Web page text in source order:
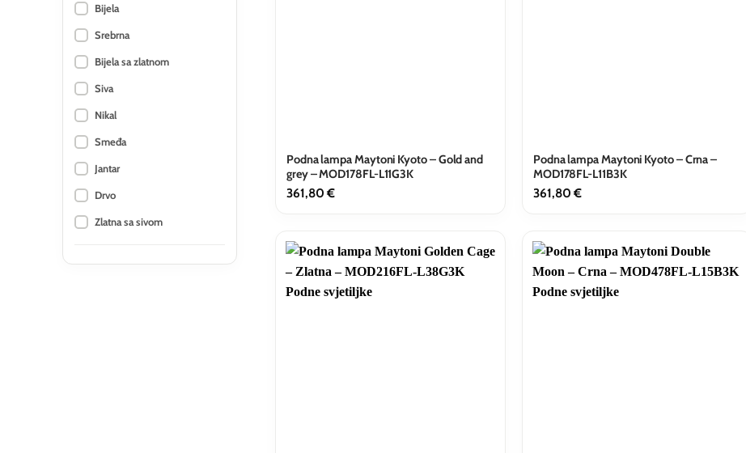
Bijela
Srebrna
Bijela sa zlatnom
Siva
Nikal
Smeđa
Jantar
Drvo
Zlatna sa sivom
Reset
Podna lampa Maytoni Kyoto – Gold and
grey – MOD178FL-L11G3K
361,80 €
Podna lampa Maytoni Kyoto – Crna –
MOD178FL-L11B3K
361,80 €